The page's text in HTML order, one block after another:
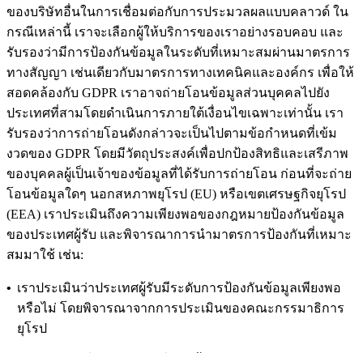
ของบริษัทอื่นในการเชื่อมต่อกับการประมวลผลแบบคลาวด์ ใน
กรณีเหล่านี้ เราจะเลือกผู้ให้บริการของเราอย่างรอบคอบ และ
รับรองว่ามีการป้องกันข้อมูลในระดับที่เหมาะสมผ่านมาตรการ
ทางสัญญา เช่นเดียวกับมาตรการทางเทคนิคและองค์กร เพื่อให้
สอดคล้องกับ GDPR เราอาจถ่ายโอนข้อมูลส่วนบุคคลไปยัง
ประเทศที่สามโดยดำเนินการภายใต้เงื่อนไขเฉพาะเท่านั้น เรา
รับรองว่าการถ่ายโอนดังกล่าวจะเป็นไปตามข้อกำหนดที่เข้ม
งวดของ GDPR โดยมีวัตถุประสงค์เพื่อปกป้องสิทธิและเสรีภาพ
ของบุคคลผู้เป็นเจ้าของข้อมูลที่ได้รับการถ่ายโอน ก่อนที่จะถ่าย
โอนข้อมูลใดๆ นอกสหภาพยุโรป (EU) หรือเขตเศรษฐกิจยุโรป
(EEA) เราประเมินถึงความเพียงพอของกฎหมายป้องกันข้อมูล
ของประเทศผู้รับ และพิจารณาการนำมาตรการป้องกันที่เหมาะ
สมมาใช้ เช่น:
• เราประเมินว่าประเทศผู้รับมีระดับการป้องกันข้อมูลเพียงพอ
หรือไม่ โดยพิจารณาจากการประเมินของคณะกรรมาธิการ
ยุโรป